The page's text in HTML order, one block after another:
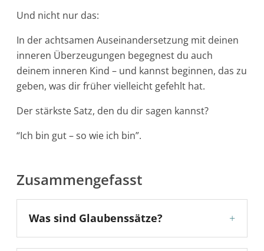
Und nicht nur das:
In der achtsamen Auseinandersetzung mit deinen
inneren Überzeugungen begegnest du auch
deinem inneren Kind – und kannst beginnen, das zu
geben, was dir früher vielleicht gefehlt hat.
Der stärkste Satz, den du dir sagen kannst?
“Ich bin gut – so wie ich bin”.
Zusammengefasst
Was sind Glaubenssätze? +